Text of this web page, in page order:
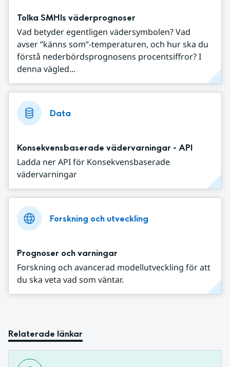
Tolka SMHIs väderprognoser
Vad betyder egentligen vädersymbolen? Vad
avser ”känns som”-temperaturen, och hur ska du
förstå nederbördsprognosens procentsiffror? I
denna vägled...
Data
Konsekvensbaserade vädervarningar - API
Ladda ner API för Konsekvensbaserade
vädervarningar
Forskning och utveckling
Prognoser och varningar
Forskning och avancerad modellutveckling för att
du ska veta vad som väntar.
Relaterade länkar